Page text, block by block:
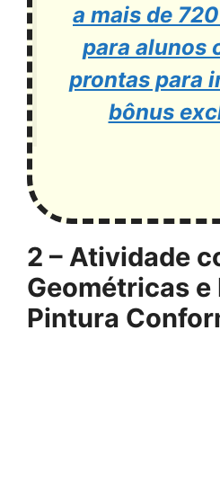
a mais de
para alunos
prontas para
bônus
2 – Atividade
Geométricas e
Pintura